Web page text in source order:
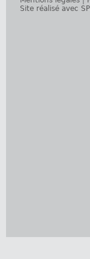
Site réalisé avec